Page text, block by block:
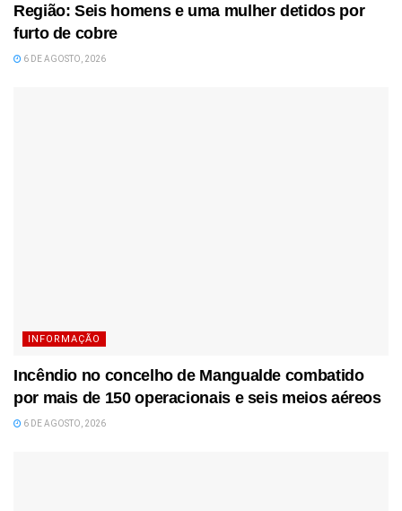
Região: Seis homens e uma mulher detidos por
furto de cobre
6 DE AGOSTO, 2026
INFORMAÇÃO
Incêndio no concelho de Mangualde combatido
por mais de 150 operacionais e seis meios aéreos
6 DE AGOSTO, 2026